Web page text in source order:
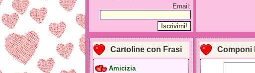
Email:
Cartoline con Frasi
Amicizia
Componi